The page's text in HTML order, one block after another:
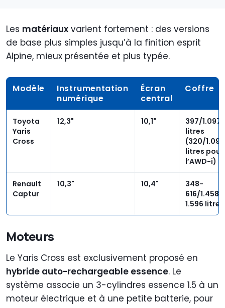
Les matériaux varient fortement : des versions
de base plus simples jusqu’à la finition esprit
Alpine, mieux présentée et plus typée.
Modèle
Instrumentation
numérique
Écran
central
Coffre
Toyota
Yaris
Cross
12,3" 10,1"
397/1.097
litres
(320/1.097
litres pour
l’AWD-i)
Renault
Captur
10,3" 10,4"
348-
616/1.458-
1.596 litres
Moteurs
Le Yaris Cross est exclusivement proposé en
hybride auto-rechargeable essence. Le
système associe un 3-cylindres essence 1.5 à un
moteur électrique et à une petite batterie, pour